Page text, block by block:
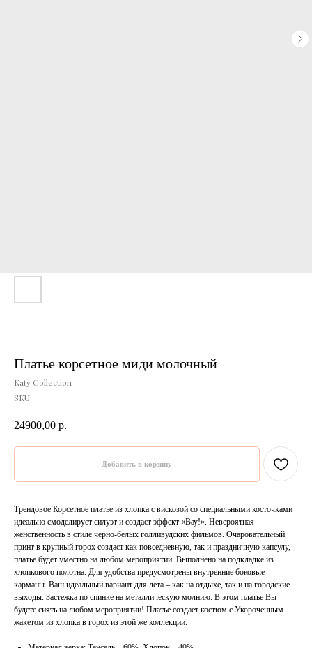
Платье корсетное миди молочный
Katy Collection
SKU:
24900,00 р.
Добавить в корзину
Трендовое Корсетное платье из хлопка с вискозой со специальными косточками
идеально смоделирует силуэт и создаст эффект «Вау!». Невероятная
женственность в стиле черно-белых голливудских фильмов. Очаровательный
принт в крупный горох создаст как повседневную, так и праздничную капсулу,
платье будет уместно на любом мероприятии. Выполнено на подкладке из
хлопкового полотна. Для удобства предусмотрены внутренние боковые
карманы. Ваш идеальный вариант для лета – как на отдыхе, так и на городские
выходы. Застежка по спинке на металлическую молнию. В этом платье Вы
будете сиять на любом мероприятии! Платье создает костюм с Укороченным
жакетом из хлопка в горох из этой же коллекции.